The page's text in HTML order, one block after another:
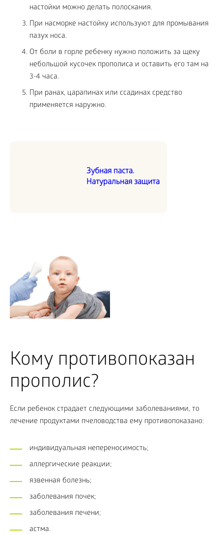
настойки можно делать полоскания.
При насморке настойку используют для промывания
пазух носа.
От боли в горле ребенку нужно положить за щеку
небольшой кусочек прополиса и оставить его там на
3-4 часа.
При ранах, царапинах или ссадинах средство
применяется наружно.
Зубная паста.
Натуральная защита
Кому противопоказан
прополис?
Если ребенок страдает следующими заболеваниями, то
лечение продуктами пчеловодства ему противопоказано:
индивидуальная непереносимость;
аллергические реакции;
язвенная болезнь;
заболевания почек;
заболевания печени;
астма.